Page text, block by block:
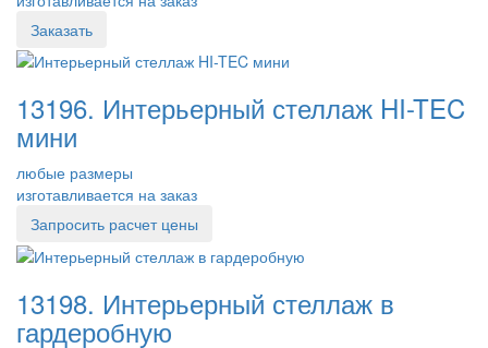
Заказать
13196. Интерьерный стеллаж HI-TEC
мини
любые размеры
изготавливается на заказ
Запросить расчет цены
13198. Интерьерный стеллаж в
гардеробную